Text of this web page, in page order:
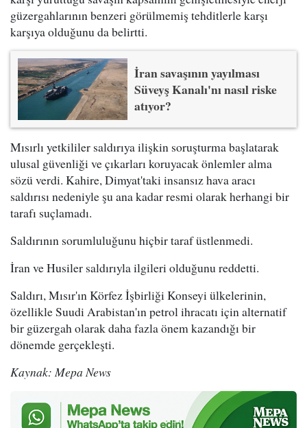
güzergahlarının benzeri görülmemiş tehditlerle karşı
karşıya olduğunu da belirtti.
İran savaşının yayılması
Süveyş Kanalı'nı nasıl riske
atıyor?
Mısırlı yetkililer saldırıya ilişkin soruşturma başlatarak
ulusal güvenliği ve çıkarları koruyacak önlemler alma
sözü verdi. Kahire, Dimyat'taki insansız hava aracı
saldırısı nedeniyle şu ana kadar resmi olarak herhangi bir
tarafı suçlamadı.
Saldırının sorumluluğunu hiçbir taraf üstlenmedi.
İran ve Husiler saldırıyla ilgileri olduğunu reddetti.
Saldırı, Mısır'ın Körfez İşbirliği Konseyi ülkelerinin,
özellikle Suudi Arabistan'ın petrol ihracatı için alternatif
bir güzergah olarak daha fazla önem kazandığı bir
dönemde gerçekleşti.
Kaynak: Mepa News